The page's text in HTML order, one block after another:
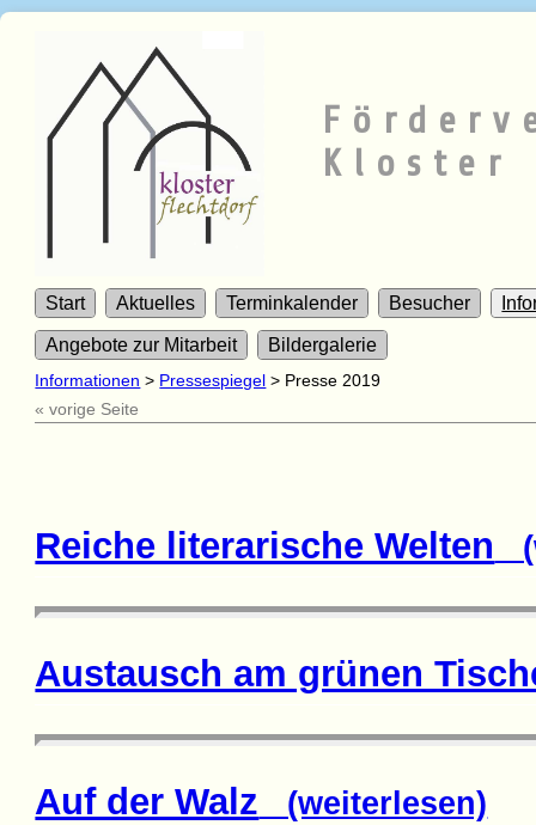
Kloster
Start Aktuelles Terminkalender Besucher
Angebote zur Mitarbeit Bildergalerie
Informationen > Pressespiegel > Presse 2019
« vorige Seite
Reiche literarische Welten
Austausch am grünen
Auf der Walz (weiterlesen)